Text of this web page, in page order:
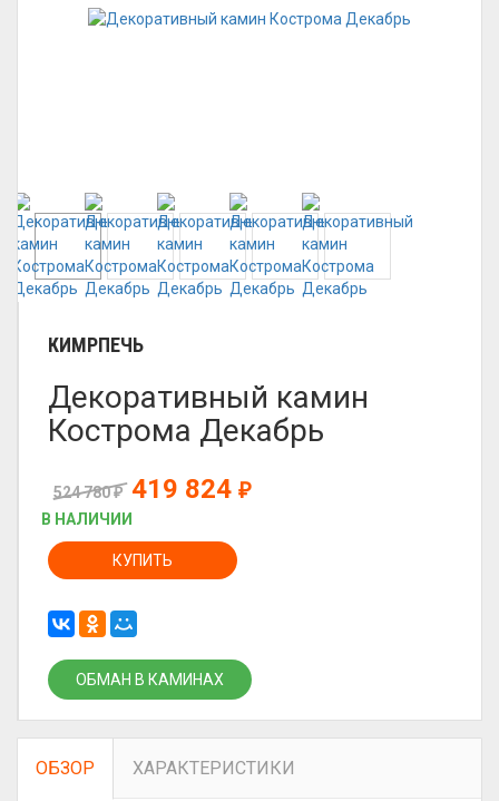
КИМРПЕЧЬ
Декоративный камин
Кострома Декабрь
524 780₽ 419 824 ₽
В НАЛИЧИИ
КУПИТЬ
ОБМАН В КАМИНАХ
ОБЗОР ХАРАКТЕРИСТИКИ